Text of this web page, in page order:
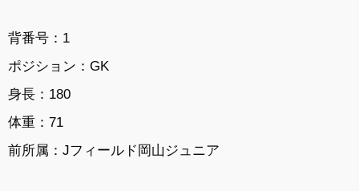
背番号：1
ポジション：GK
身長：180
体重：71
前所属： Jフィールド岡山ジュニア